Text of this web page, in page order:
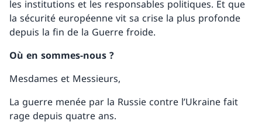
les institutions et les responsables politiques. Et que
la sécurité européenne vit sa crise la plus profonde
depuis la fin de la Guerre froide.
Où en sommes-nous ?
Mesdames et Messieurs,
La guerre menée par la Russie contre l’Ukraine fait
rage depuis quatre ans.